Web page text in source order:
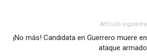
Artículo siguiente
¡No más! Candidata en Guerrero muere en
ataque armado